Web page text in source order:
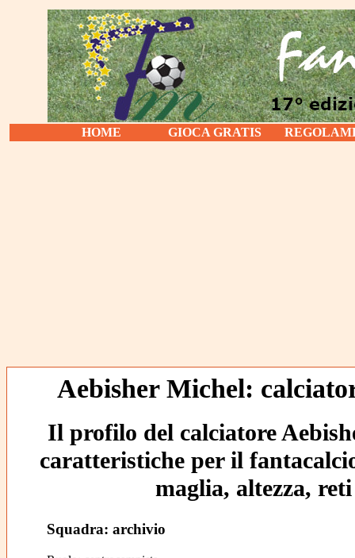
HOME GIOCA GRATIS
Aebisher Michel:
Il profilo del calciatore
caratteristiche per il
maglia, altezza,
Squadra: archivio